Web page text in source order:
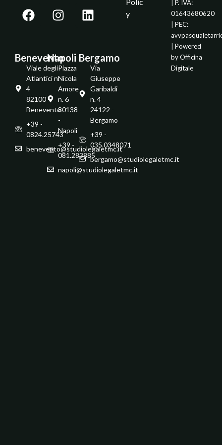
Benevento
Viale degli
Atlantici n.
4
82100 -
Benevento
+39 -
0824.25743
benevento@studiolegaletmc.it
Napoli
Piazza
Nicola
Amore
n. 6
80138
-
Napoli
+39 -
081.283885
napoli@studiolegaletmc.it
Bergamo
Via
Giuseppe
Garibaldi
n. 4
24122 -
Bergamo
+39 -
035.0348071
bergamo@studiolegaletmc.it
Polic
y
| P. IVA:
01643680620
| PEC:
| Powered
byOfficina
Digitale